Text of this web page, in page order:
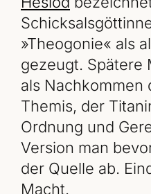
»Theogonie« als
gezeugt. Spätere
als Nachkommen
Themis, der
Ordnung und
Version man
der Quelle ab.
Macht.